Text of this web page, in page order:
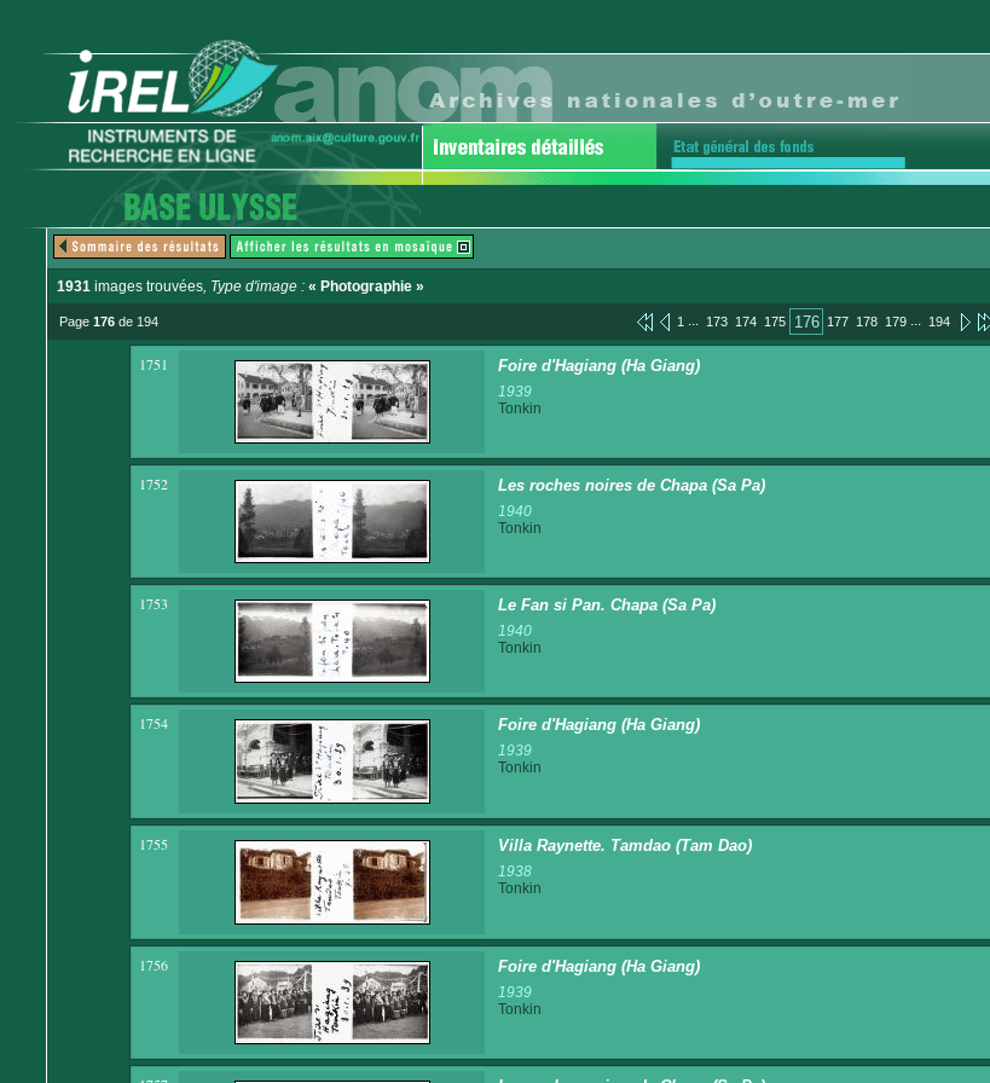
1931 images trouvées, Type d'image : « Photographie »
Page 176 de 194 1 ... 173 174 175 176 177 178 179 ... 194
1751 Foire d'Hagiang (Ha Giang)
1939
Tonkin
1752 Les roches noires de Chapa (Sa Pa)
1940
Tonkin
1753 Le Fan si Pan. Chapa (Sa Pa)
1940
Tonkin
1754 Foire d'Hagiang (Ha Giang)
1939
Tonkin
1755 Villa Raynette. Tamdao (Tam Dao)
1938
Tonkin
1756 Foire d'Hagiang (Ha Giang)
1939
Tonkin